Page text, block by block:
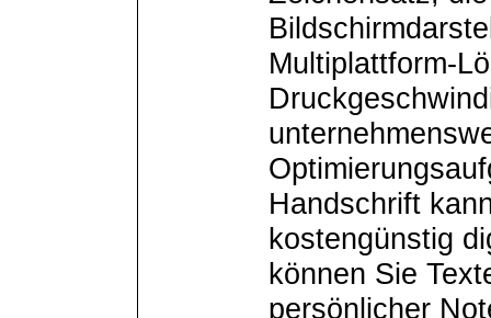
Multiplattform-
Handschrift
kostengünstig
können Sie
persönlicher